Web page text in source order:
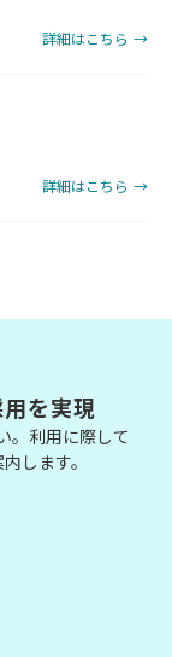
詳細はこちら →
詳細はこちら →
を実現
。利用に際して
します。